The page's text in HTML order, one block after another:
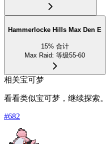
Hammerlocke Hills Max Den E
15% 合计
Max Raid: 等级55-60
相关宝可梦
看看类似宝可梦，继续探索。
#682